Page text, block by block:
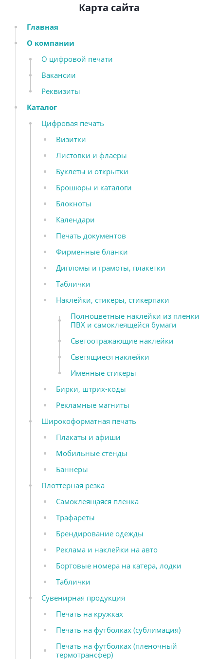
Карта сайта
Главная
О компании
О цифровой печати
Вакансии
Реквизиты
Каталог
Цифровая печать
Визитки
Листовки и флаеры
Буклеты и открытки
Брошюры и каталоги
Блокноты
Календари
Печать документов
Фирменные бланки
Дипломы и грамоты, плакетки
Таблички
Наклейки, стикеры, стикерпаки
Полноцветные наклейки из пленки
ПВХ и самоклеящейся бумаги
Светоотражающие наклейки
Светящиеся наклейки
Именные стикеры
Бирки, штрих-коды
Рекламные магниты
Широкоформатная печать
Плакаты и афиши
Мобильные стенды
Баннеры
Плоттерная резка
Самоклеящаяся пленка
Трафареты
Брендирование одежды
Реклама и наклейки на авто
Бортовые номера на катера, лодки
Таблички
Сувенирная продукция
Печать на кружках
Печать на футболках (сублимация)
Печать на футболках (пленочный
термотрансфер)